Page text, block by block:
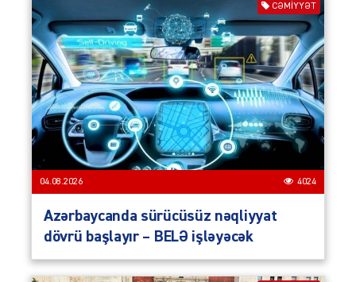
CƏMIYYƏT
04.08.2026 4024
Azərbaycanda sürücüsüz nəqliyyat
dövrü başlayır – BELƏ işləyəcək